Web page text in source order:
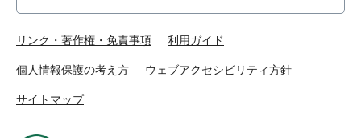
リンク・著作権・免責事項 利用ガイド
個人情報保護の考え方 ウェブアクセシビリティ方針
サイトマップ